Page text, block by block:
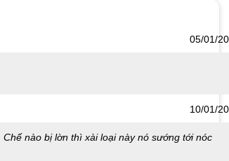
05/01/
10/01/
nào bị lờn thì xài loại này nó sướng tới nóc